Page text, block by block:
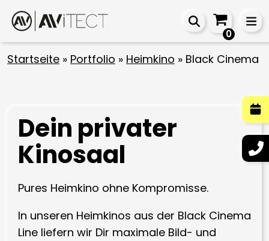
0
Startseite » Portfolio » Heimkino » Black Cinema
Dein privater
Kinosaal
Pures Heimkino ohne Kompromisse.
In unseren Heimkinos aus der Black Cinema
Line liefern wir Dir maximale Bild- und